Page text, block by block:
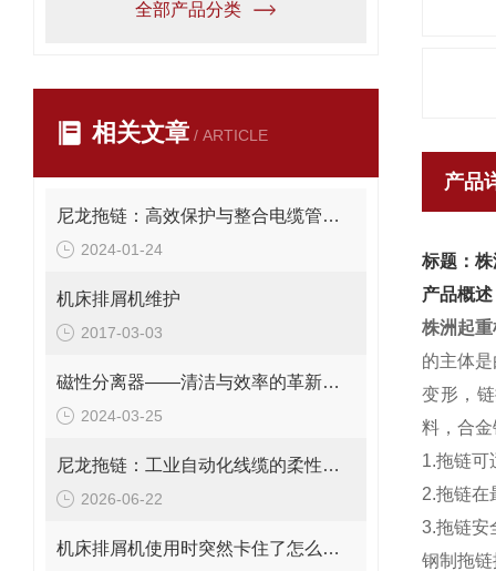
全部产品分类
相关文章 / ARTICLE
尼龙拖链：高效保护与整合电缆管理解决方案
2024-01-24
机床排屑机维护
2017-03-03
磁性分离器——清洁与效率的革新工具
2024-03-25
尼龙拖链：工业自动化线缆的柔性牵引与保护系统
2026-06-22
机床排屑机使用时突然卡住了怎么办？
产品
标题：
产品概述
株洲起
的主体
变形，
料，合
1.拖链可
2.拖链在
3.拖链安
钢制拖